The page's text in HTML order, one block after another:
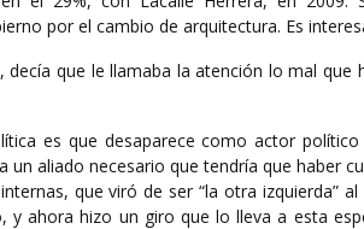
por el cambio de arquitectura. Es
decía que le llamaba la atención lo mal que
es que desaparece como actor
aliado necesario que tendría que haber
que viró de ser “la otra izquierda” al
y ahora hizo un giro que lo lleva a esta